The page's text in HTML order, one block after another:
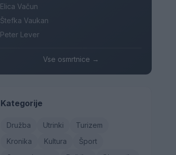
Elica Vačun
Štefka Vaukan
Peter Lever
Vse osmrtnice →
Kategorije
Družba Utrinki
Turizem
Kronika
Kultura
Šport